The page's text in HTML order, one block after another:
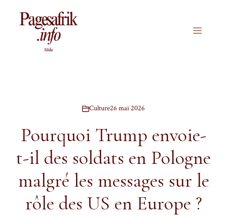
Menu
Culture26 mai 2026
Pourquoi Trump envoie-
t-il des soldats en Pologne
malgré les messages sur le
rôle des US en Europe ?